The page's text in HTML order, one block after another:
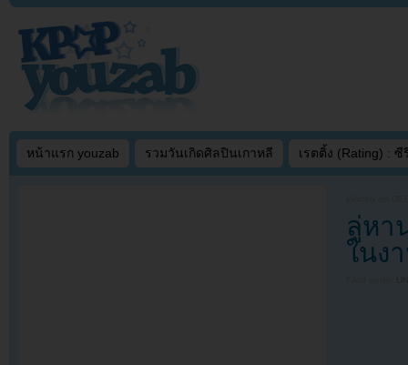
หน้าแรก youzab รวมวันเกิดศิลปินเกาหลี เรตติ้ง (Rating) : ซี
ลู่หา
ในง